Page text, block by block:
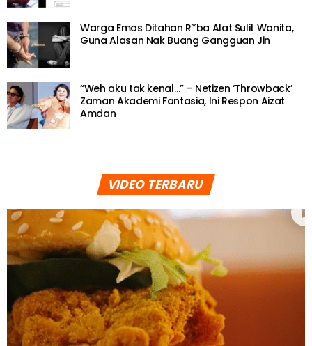
Warga Emas Ditahan R*ba Alat Sulit Wanita,
Guna Alasan Nak Buang Gangguan Jin
“Weh aku tak kenal…” – Netizen ‘Throwback’
Zaman Akademi Fantasia, Ini Respon Aizat
Amdan
VIDEO TERBARU